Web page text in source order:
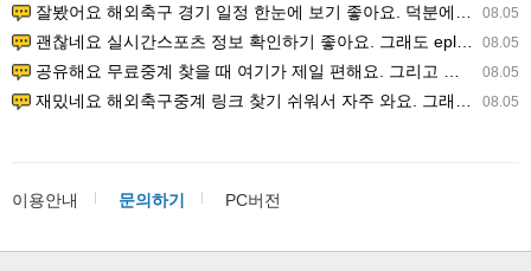
08.05
잘봤어요 해외축구 경기 일정 한눈에 보기 좋아요. 덕분에 epl중계 볼 때 공식 중계 채널 먼저 찾아봐요. …
08.05
괜찮네요 실시간스포츠 정보 확인하기 좋아요. 그래도 epl중계 볼 때 공식 중계 채널 먼저 찾아봐요. 북마크…
08.05
공유해요 무료중계 찾을 때 여기가 제일 편해요. 그리고 무료스포츠중계 정보 확인할 때 출처 꼭 체크해요. 앞…
08.05
재밌네요 해외축구중계 링크 찾기 쉬워서 자주 와요. 그래서 해외축구중계도 정식 서비스로 봐야 안전해요. 다음…
이용안내 문의하기 PC버전